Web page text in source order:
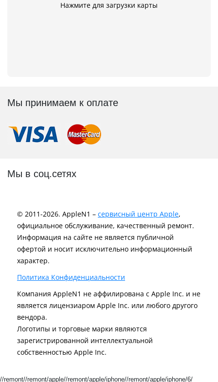
Нажмите для загрузки карты
Мы принимаем к оплате
Мы в соц.сетях
© 2011-2026. AppleN1 – сервисный центр Apple,
официальное обслуживание, качественный ремонт.
Информация на сайте не является публичной
офертой и носит исключительно информационный
характер.
Политика Конфиденциальности
Компания AppleN1 не аффилирована c Apple Inc. и не
является лицензиаром Apple Inc. или любого другого
вендора.
Логотипы и торговые марки являются
зарегистрированной интеллектуальной
собственностью Apple Inc.
//remont//remont/apple//remont/apple/iphone//remont/apple/iphone/6/